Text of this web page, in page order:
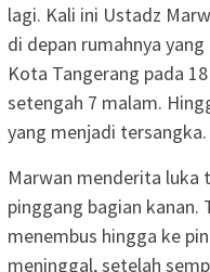
lagi. Kali ini Ustadz
di depan rumahnya
Kota Tangerang pada
setengah 7 malam.
yang menjadi tersangka.
Marwan menderita luka
pinggang bagian kanan.
menembus hingga ke
meninggal, setelah